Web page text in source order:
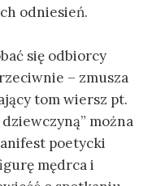
odniesień.
się odbiorcy
– zmusza
tom wiersz pt.
można
poetycki
mędrca i